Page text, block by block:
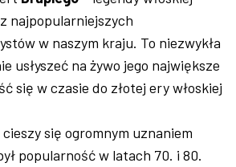
najpopularniejszych
w naszym kraju. To niezwykła
usłyszeć na żywo jego największe
się w czasie do złotej ery włoskiej
się ogromnym uznaniem
popularność w latach 70. i 80.